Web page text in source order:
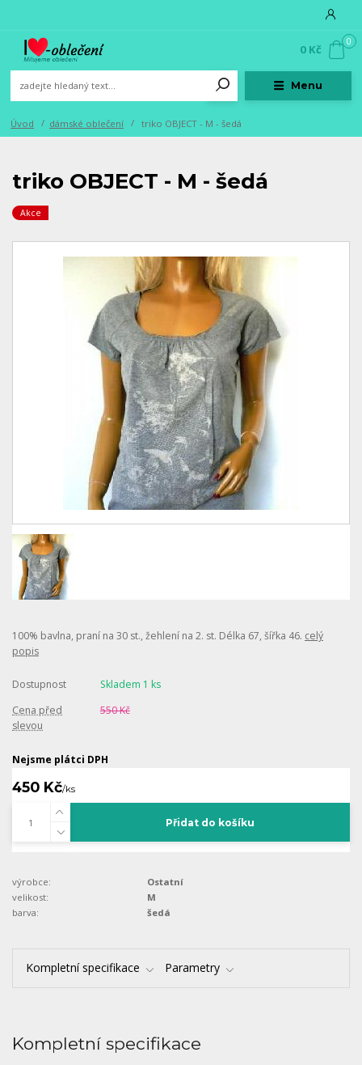
Menu
0
0 Kč
Úvod dámské oblečení triko OBJECT - M - šedá
triko OBJECT - M - šedá
Akce
100% bavlna, praní na 30 st., žehlení na 2. st. Délka 67, šířka 46. celý
popis
Dostupnost
Skladem 1 ks
Cena před
slevou
550 Kč
Nejsme plátci DPH
450 Kč/ks
Přidat do košíku
výrobce:
Ostatní
velikost:
M
barva:
šedá
Kompletní specifikace Parametry
Kompletní specifikace